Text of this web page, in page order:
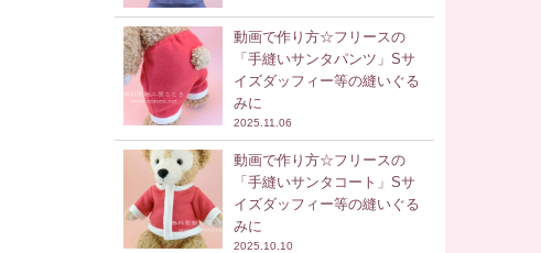
動画で作り方☆フリースの
「手縫いサンタパンツ」Sサ
イズダッフィー等の縫いぐる
みに
2025.11.06
動画で作り方☆フリースの
「手縫いサンタコート」Sサ
イズダッフィー等の縫いぐる
みに
2025.10.10